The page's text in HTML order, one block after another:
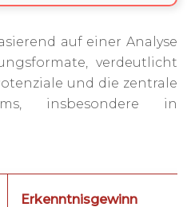
auf einer Analyse
verdeutlicht
und die zentrale
insbesondere in
Erkenntnisgewinn